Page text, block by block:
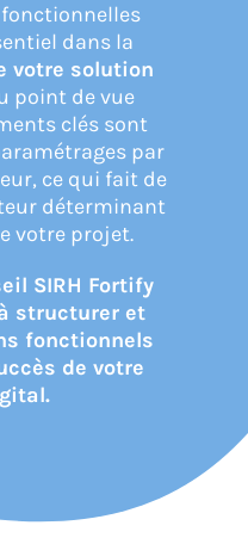
dans la
votre solution
point de vue
clés sont
par
ce qui fait de
déterminant
votre projet.
SIRH Fortify
structurer et
fonctionnels
de votre